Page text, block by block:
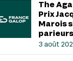
The
Prix
Marois
3 août